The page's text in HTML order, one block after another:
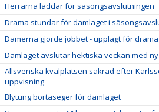
Herrarna laddar för säsongsavslutningen
Drama stundar för damlaget i
Damerna gjorde jobbet - upplagt för
Damlaget avslutar hektiska veckan med
Allsvenska kvalplatsen säkrad efter
uppvisning
Blytung bortaseger för damlaget